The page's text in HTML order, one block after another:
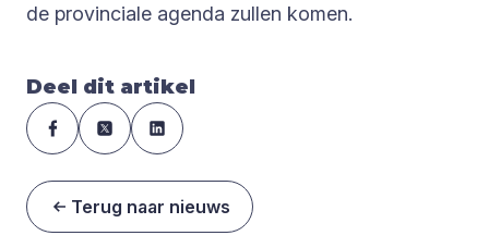
de provinciale agenda zullen komen.
Deel dit artikel
Terug naar nieuws